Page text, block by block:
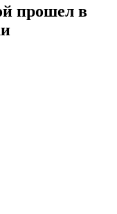
прошел в